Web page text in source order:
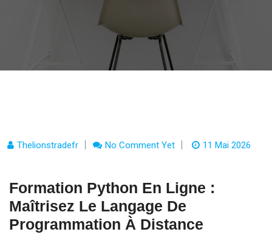
Thelionstradefr No Comment Yet 11 Mai 2026
Formation Python En Ligne :
Maîtrisez Le Langage De
Programmation À Distance